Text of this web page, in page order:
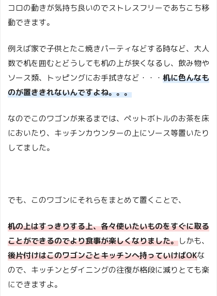
コロの動きが気持ち良いのでストレスフリーであちこち移
動できます。
例えば家で子供とたこ焼きパーティなどする時など、大人
数で机を囲むとどうしても机の上が狭くなるし、飲み物や
ソース類、トッピングにお手拭きなど・・・ 机に色んなも
のが置ききれないんですよね。。。
なのでこのワゴンが来るまでは、ペットボトルのお茶を床
においたり、キッチンカウンターの上にソース等置いたり
してました。
でも、このワゴンにそれらをまとめて置くことで、
机の上はすっきりする上、各々使いたいものをすぐに取る
ことができるのでより食事が楽しくなりました。しかも、
後片付けはこのワゴンごとキッチンへ持っていけばOKな
ので、キッチンとダイニングの往復が格段に減りとても楽
にできますよ。